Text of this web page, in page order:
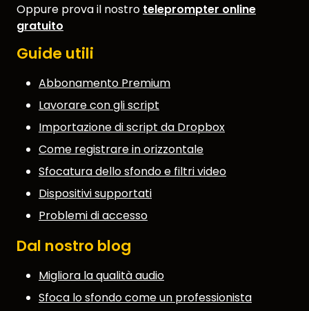
Oppure prova il nostro teleprompter online
gratuito
Guide utili
Abbonamento Premium
Lavorare con gli script
Importazione di script da Dropbox
Come registrare in orizzontale
Sfocatura dello sfondo e filtri video
Dispositivi supportati
Problemi di accesso
Dal nostro blog
Migliora la qualità audio
Sfoca lo sfondo come un professionista